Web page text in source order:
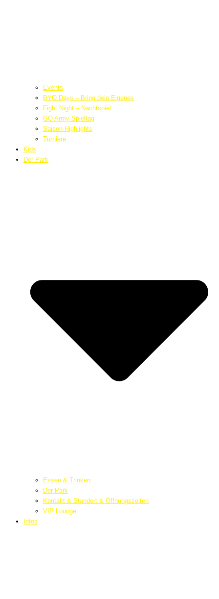
Events
BYO Days – Bring dein Eigenes
Fight Night – Nachtspiel
GO Army Spieltag
Saison-Highlights
Turniere
Kids
Der Park
Essen & Trinken
Der Park
Kontakt & Standort & Öffnungszeiten
VIP Lounge
Infos